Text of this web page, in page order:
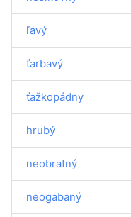
ľavý
ťarbavý
ťažkopádny
hrubý
neobratný
neogabaný